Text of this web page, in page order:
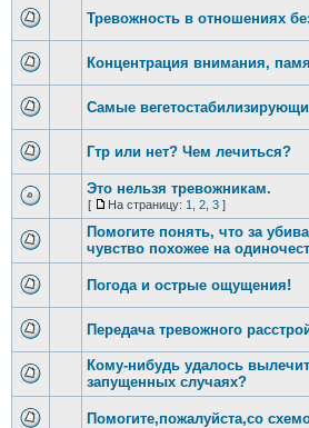
Тревожность в отношениях
Концентрация внимания,
Самые
Гтр или нет? Чем лечиться?
Это нельзя тревожникам.
[ На страницу: 1 2, 3]
Помогите понять, что за
чувство похожее на
Погода и острые ощущения!
Передача тревожного
Кому-нибудь удалось
запущенных случаях?
Помогите,пожалуйста,со